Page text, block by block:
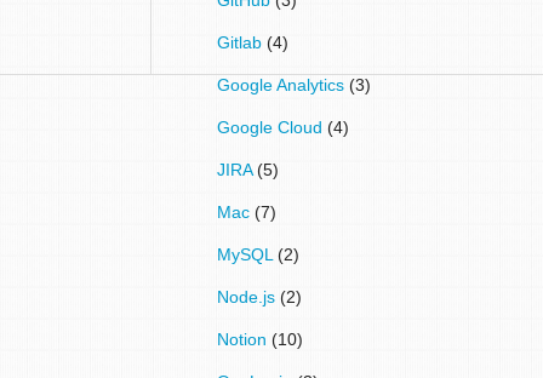
Gitlab(4)
Google Analytics(3)
Google Cloud(4)
JIRA(5)
Mac(7)
MySQL(2)
Node.js(2)
Notion(10)